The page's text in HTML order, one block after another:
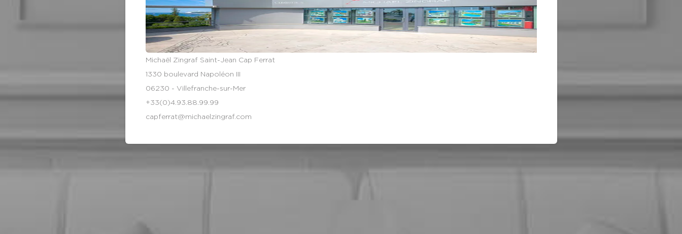
Michaël Zingraf Saint-Jean Cap Ferrat
1330 boulevard Napoléon III
06230 - Villefranche-sur-Mer
+33(0)4.93.88.99.99
capferrat@michaelzingraf.com